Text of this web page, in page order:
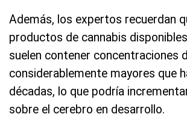
Además, los expertos recuerdan
productos de cannabis
suelen contener concentraciones
considerablemente mayores que
décadas, lo que podría
sobre el cerebro en desarrollo.